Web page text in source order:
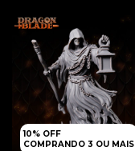
10% OFF
COMPRANDO 3 OU MAIS